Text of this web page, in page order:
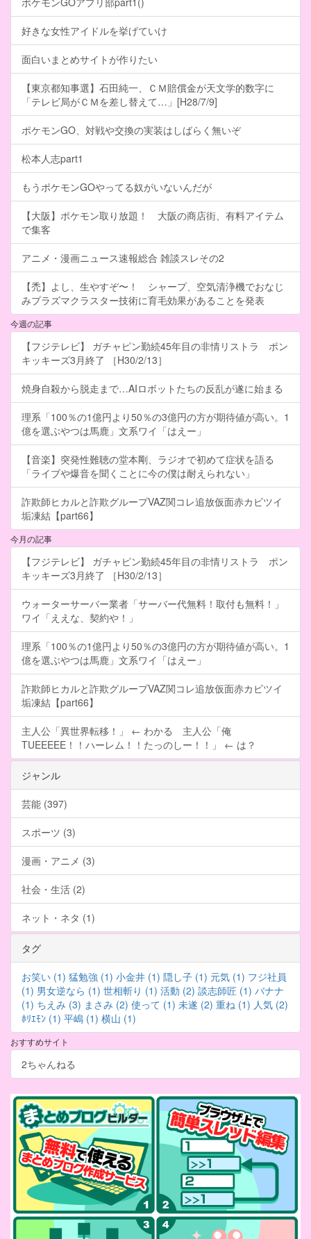
好きな女性アイドルを挙げていけ
面白いまとめサイトが作りたい
【東京都知事選】石田純一、ＣＭ賠償金が天文学的数字に
「テレビ局がＣＭを差し替えて…」[H28/7/9]
ポケモンGO、対戦や交換の実装はしばらく無いぞ
松本人志part1
もうポケモンGOやってる奴がいないんだが
【大阪】ポケモン取り放題！ 大阪の商店街、有料アイテム
で集客
アニメ・漫画ニュース速報総合 雑談スレその2
【禿】よし、生やすぞ〜！ シャープ、空気清浄機でおなじ
みプラズマクラスター技術に育毛効果があることを発表
今週の記事
【フジテレビ】 ガチャピン勤続45年目の非情リストラ ポン
キッキーズ3月終了 ［H30/2/13］
焼身自殺から脱走まで…AIロボットたちの反乱が遂に始まる
理系「100％の1億円より50％の3億円の方が期待値が高い。1
億を選ぶやつは馬鹿」文系ワイ「はえー」
【音楽】突発性難聴の堂本剛、ラジオで初めて症状を語る
「ライブや爆音を聞くことに今の僕は耐えられない」
詐欺師ヒカルと詐欺グループVAZ関コレ追放仮面赤カビツイ
垢凍結【part66】
今月の記事
【フジテレビ】 ガチャピン勤続45年目の非情リストラ ポン
キッキーズ3月終了 ［H30/2/13］
ウォーターサーバー業者「サーバー代無料！取付も無料！」
ワイ「ええな、契約や！」
理系「100％の1億円より50％の3億円の方が期待値が高い。1
億を選ぶやつは馬鹿」文系ワイ「はえー」
詐欺師ヒカルと詐欺グループVAZ関コレ追放仮面赤カビツイ
垢凍結【part66】
主人公「異世界転移！」 ← わかる 主人公「俺
TUEEEEE！！ハーレム！！たっのしー！！」 ← は？
ジャンル
芸能 (397)
スポーツ (3)
漫画・アニメ (3)
社会・生活 (2)
ネット・ネタ (1)
タグ
お笑い (1) 猛勉強 (1) 小金井 (1) 隠し子 (1) 元気 (1) フジ社員
(1) 男女逆なら (1) 世相斬り (1) 活動 (2) 談志師匠 (1) バナナ
(1) ちえみ (3) まさみ (2) 使って (1) 未遂 (2) 重ね (1) 人気 (2)
ﾎﾘｴﾓﾝ (1) 平嶋 (1) 横山 (1)
おすすめサイト
2ちゃんねる